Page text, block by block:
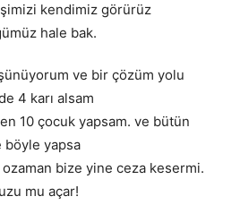
kendimiz görürüz
hale bak.
ve bir çözüm yolu
4 karı alsam
10 çocuk yapsam. ve bütün
yapsa
bize yine ceza kesermi.
mu açar!